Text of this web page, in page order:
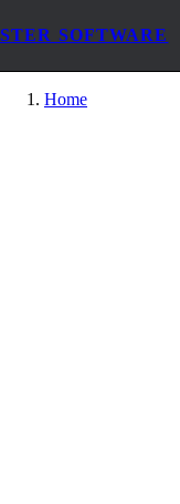
STER SOFTWARE
Home